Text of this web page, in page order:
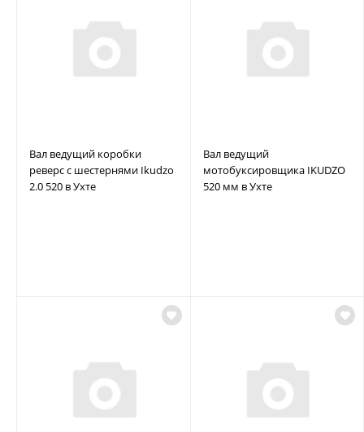
Вал ведущий коробки
реверс с шестернями Ikudzo
2.0 520 в Ухте
Вал ведущий
мотобуксировщика IKUDZO
520 мм в Ухте